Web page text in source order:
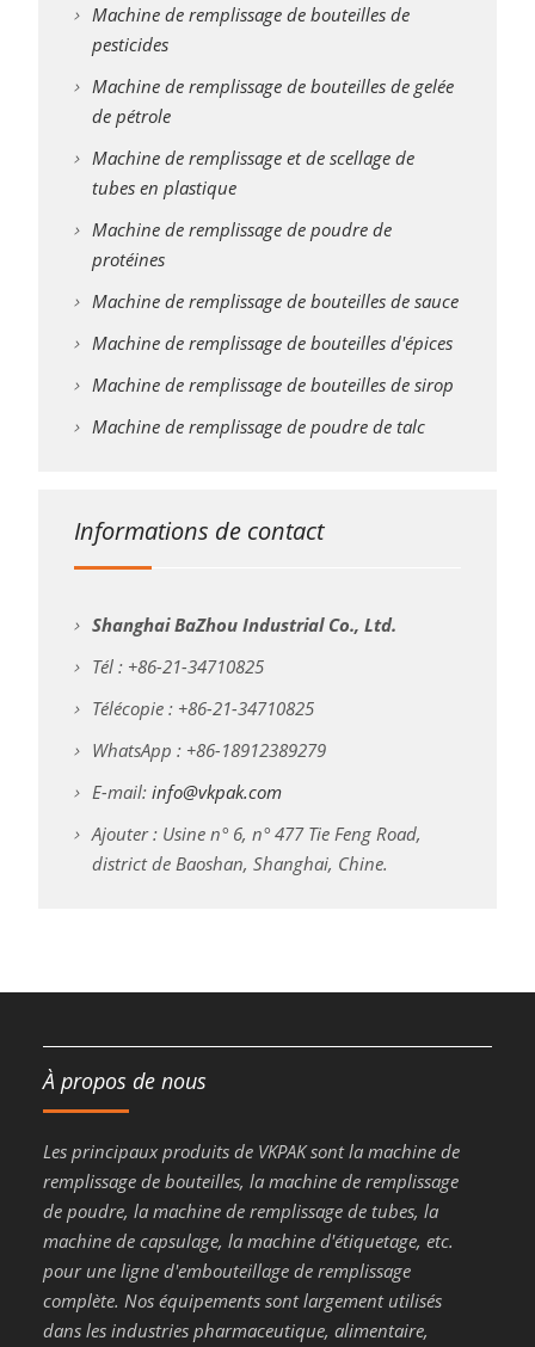
Machine de remplissage de bouteilles de
pesticides
Machine de remplissage de bouteilles de gelée
de pétrole
Machine de remplissage et de scellage de
tubes en plastique
Machine de remplissage de poudre de
protéines
Machine de remplissage de bouteilles de sauce
Machine de remplissage de bouteilles d'épices
Machine de remplissage de bouteilles de sirop
Machine de remplissage de poudre de talc
Informations de contact
Shanghai BaZhou Industrial Co., Ltd.
Tél : +86-21-34710825
Télécopie : +86-21-34710825
WhatsApp : +86-18912389279
E-mail: info@vkpak.com
Ajouter : Usine n° 6, n° 477 Tie Feng Road,
district de Baoshan, Shanghai, Chine.
À propos de nous
Les principaux produits de VKPAK sont la machine de
remplissage de bouteilles, la machine de remplissage
de poudre, la machine de remplissage de tubes, la
machine de capsulage, la machine d'étiquetage, etc.
pour une ligne d'embouteillage de remplissage
complète. Nos équipements sont largement utilisés
dans les industries pharmaceutique, alimentaire,